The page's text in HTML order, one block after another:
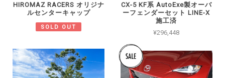
HIROMAZ RACERS オリジナ
ルセンターキャップ
SOLD OUT
CX-5 KF系 AutoExe製オーバ
ーフェンダーセット LINE-X
施工済
¥296,448